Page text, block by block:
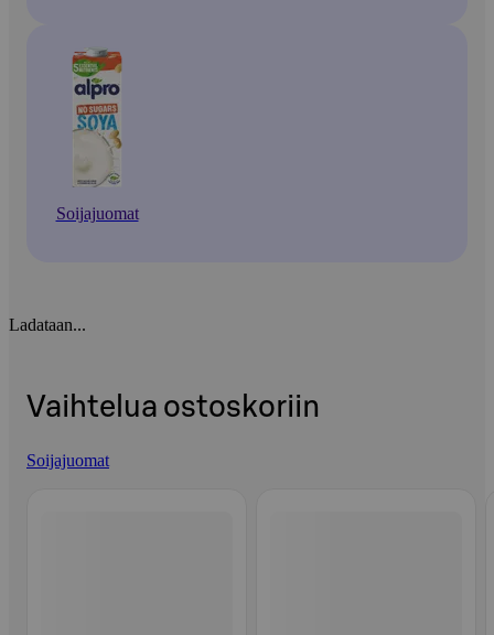
Soijajuomat
Ladataan...
Vaihtelua ostoskoriin
Soijajuomat